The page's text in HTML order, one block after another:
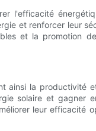
l'efficacité
et renforcer leur
et la promotion
ainsi la productivité
solaire et gagner
leur efficacité